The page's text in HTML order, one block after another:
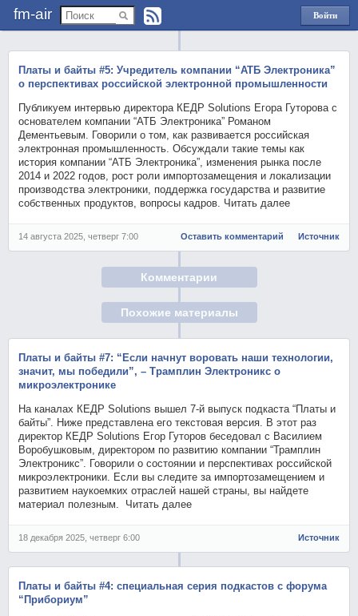
fm-air
Войти
через
Платы и байты #5: Учредитель компании “АТБ Электроника”
о перспективах российской электронной промышленности
Публикуем интервью директора КЕДР Solutions Егора Гуторова с
основателем компании “АТБ Электроника” Романом
Дементьевым. Говорили о том, как развивается российская
электронная промышленность. Обсуждали такие темы как
история компании “АТБ Электроника”, изменения рынка после
2014 и 2022 годов, рост роли импортозамещения и локализации
производства электроники, поддержка государства и развитие
собственных продуктов, вопросы кадров. Читать далее
14 августа 2025, четверг 7:00 Оставить комментарий Источник
Комментарии
Похожие материалы
Платы и байты #7: “Если начнут воровать наши технологии,
значит, мы победили”, – Трамплин Электроникс о
микроэлектронике
На каналах КЕДР Solutions вышел 7-й выпуск подкаста “Платы и
байты”. Ниже представлена его текстовая версия. В этот раз
директор КЕДР Solutions Егор Гуторов беседовал с Василием
Воробушковым, директором по развитию компании “Трамплин
Электроникс”. Говорили о состоянии и перспективах российской
микроэлектроники. Если вы следите за импортозамещением и
развитием наукоемких отраслей нашей страны, вы найдете
материал полезным. Читать далее
18 декабря 2025, четверг 6:00 Источник
Платы и байты #4: специальная серия подкастов с форума
“Прибориум”